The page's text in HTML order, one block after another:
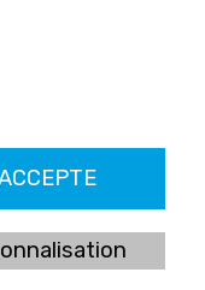
de Alicante 4327
790-F
Los Altos
(España)